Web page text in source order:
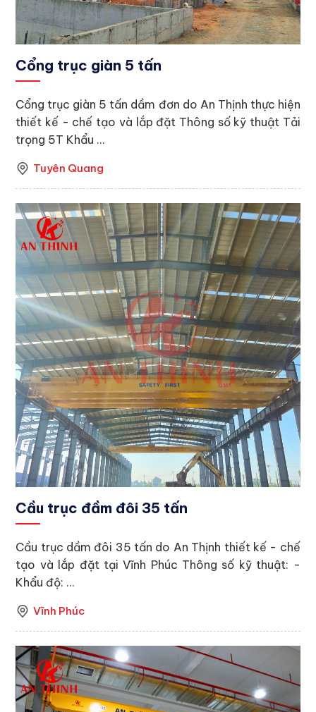
Cổng trục giàn 5 tấn
Cổng trục giàn 5 tấn dầm đơn do An Thịnh thực hiện
thiết kế - chế tạo và lắp đặt Thông số kỹ thuật Tải
trọng 5T Khẩu ...
Tuyên Quang
Cầu trục đầm đôi 35 tấn
Cầu trục dầm đôi 35 tấn do An Thịnh thiết kế - chế
tạo và lắp đặt tại Vĩnh Phúc Thông số kỹ thuật: -
Khẩu độ: ...
Vĩnh Phúc